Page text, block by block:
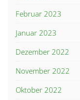
Februar 2023
Januar 2023
Dezember 2022
November 2022
Oktober 2022